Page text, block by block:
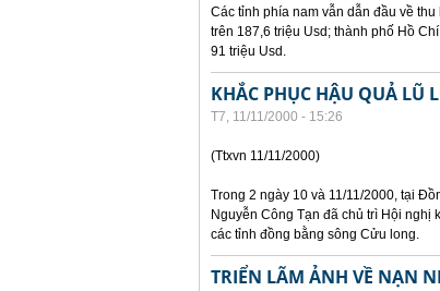
Các tỉnh phía nam vẫn dẫn đầu về
trên 187,6 triệu Usd; thành phố Hồ
91 triệu Usd.
KHẮC PHỤC HẬU QUẢ LŨ
T7, 11/11/2000 - 15:26
(Ttxvn 11/11/2000)
Trong 2 ngày 10 và 11/11/2000, tại
Nguyễn Công Tạn đã chủ trì Hội nghị
các tỉnh đồng bằng sông Cửu long.
TRIỂN LÃM ẢNH VỀ NẠN